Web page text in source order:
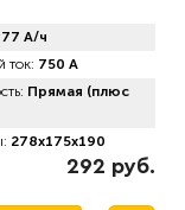
77 А/ч
ток: 750 А
Прямая (плюс
278x175x190
292 руб.